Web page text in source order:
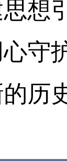
想
守
历